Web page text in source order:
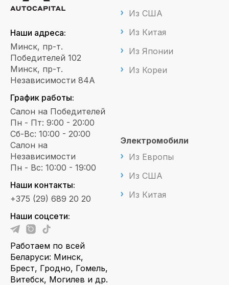
Наши адреса:
Минск, пр-т.
Победителей 102
Минск, пр-т.
Независимости 84А
График работы:
Салон на Победителей
Пн - Пт: 9:00 - 20:00
Сб-Вс: 10:00 - 20:00
Салон на
Независимости
Пн - Вс: 10:00 - 19:00
Наши контакты:
+375 (29) 689 20 20
Наши соцсети:
Работаем по всей
Беларуси: Минск,
Брест, Гродно, Гомель,
Витебск, Могилев и др.
Из США
Из Китая
Из Японии
Из Кореи
Электромобили
Из Европы
Из США
Из Китая